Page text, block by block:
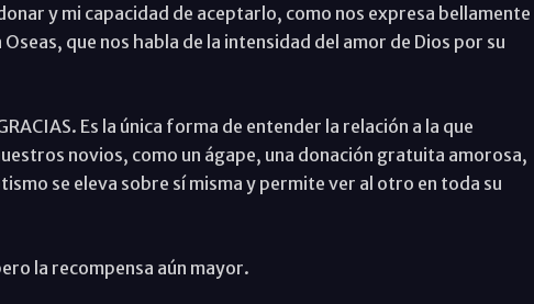
y mi capacidad de aceptarlo, como nos expresa bellamente
que nos habla de la intensidad del amor de Dios por su
Es la única forma de entender la relación a la que
novios, como un ágape, una donación gratuita amorosa,
se eleva sobre sí misma y permite ver al otro en toda su
la recompensa aún mayor.